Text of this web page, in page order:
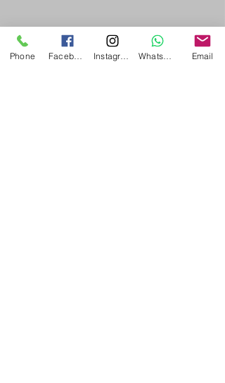
Phone Email